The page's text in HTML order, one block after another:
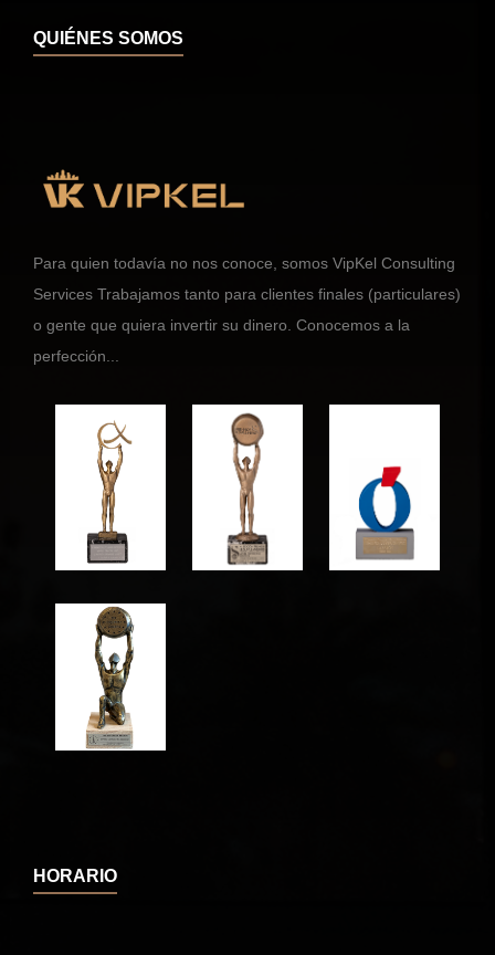
QUIÉNES SOMOS
Para quien todavía no nos conoce, somos VipKel Consulting
Services Trabajamos tanto para clientes finales (particulares)
o gente que quiera invertir su dinero. Conocemos a la
perfección...
HORARIO